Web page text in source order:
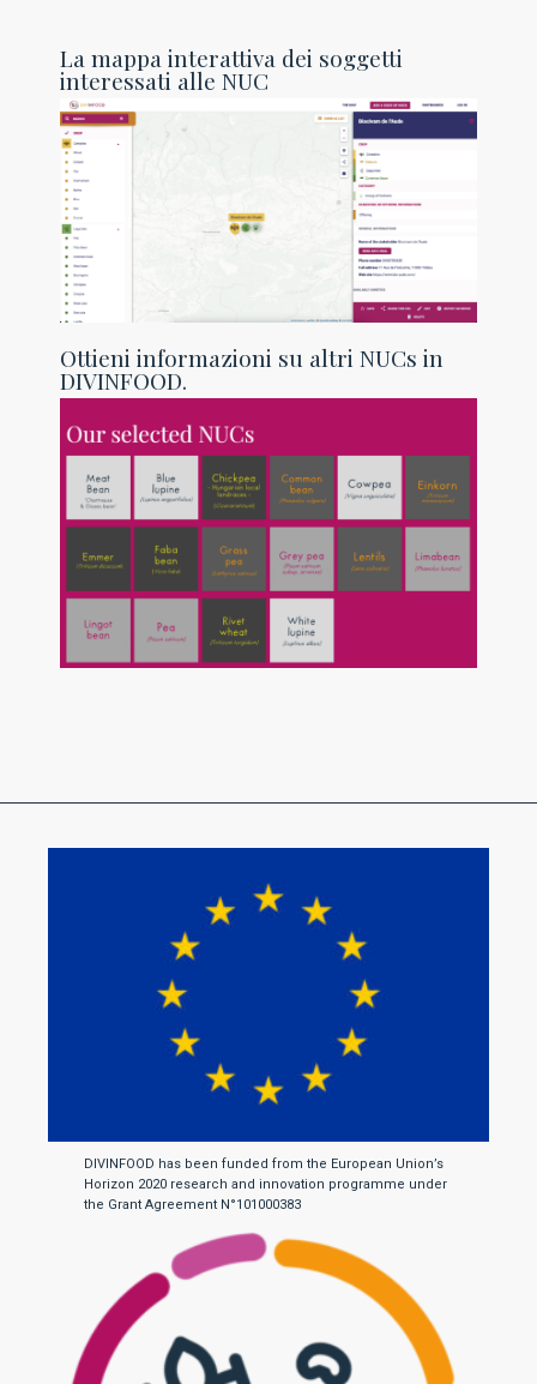
La mappa interattiva dei soggetti
interessati alle NUC
Ottieni informazioni su altri NUCs in
DIVINFOOD.
DIVINFOOD has been funded from the European Union’s
Horizon 2020 research and innovation programme under
the Grant Agreement N°101000383